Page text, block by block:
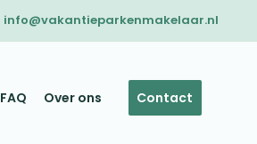
info@vakantieparkenmakelaar.nl
FAQ Over ons Contact